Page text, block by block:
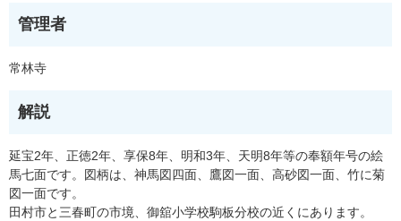
管理者
常林寺
解説
延宝2年、正徳2年、享保8年、明和3年、天明8年等の奉額年号の絵
馬七面です。図柄は、神馬図四面、鷹図一面、高砂図一面、竹に菊
図一面です。
田村市と三春町の市境、御舘小学校駒板分校の近くにあります。